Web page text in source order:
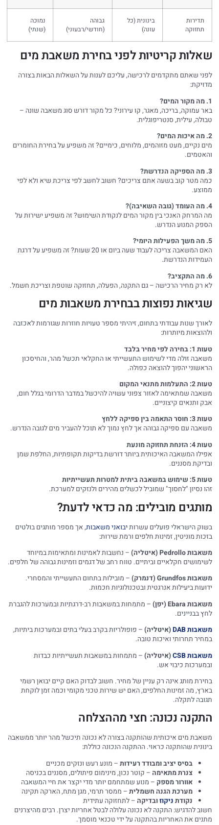
תדירות
תחזוקה
בינונית (כל
עונה)
גבוהה
(חודשי/רבעוני)
נמוכה
(שנתי)
שאלות קריטיות לפני בחירת משאבת מים
לפני שאתם מתקדמים לרכישה, עליכם לענות על השאלות הבאות בצורה
מדויקת:
1. מה מקור המים?
באר עמוקה, בריכה, מאגר, קו עירוני? כל מקור דורש סוג משאבה שונה –
טבולה, עילית, סנטריפוגלית.
2. מה איכות המים?
מים נקיים, מעט מזוהמים, מלוחים, כימיים? זה משפיע על בחירת החומרים
והאטמים.
3. מה הספיקה הנדרשת?
כמה מטר קוב בשעה אתם צריכים? חשוב לחשב לפי צריכת שיא ולא לפי
ממוצע.
4. מה העומד (גובה השאיבה)?
מה המרחק האנכי בין מקור המים לנקודת השימוש? זה משפיע ישירות על
הספק המנוע הנדרש.
5. מה משך הפעילות היומי?
האם המשאבה צריכה לעבוד שעה ביום או 20 שעות? זה משפיע על דרגת
העמידות הנדרשת.
6. מה התקציב?
לא רק מחיר הרכישה – גם התקנה, הפעלה, תחזוקה שוטפת וצריכת חשמל.
שגיאות נפוצות בבחירת משאבות מים
לאורך שנות עבודתי בתחום, זיהיתי מספר טעויות חוזרות שגורמות לאכזבה
ולהוצאות מיותרות:
טעות 1: בחירה לפי מחיר בלבד
משאבה זולה מדי לשימוש התעשייתי או החקלאי תכשל מהר, והחיסכון
הראשוני יהפוך להוצאה כפולה.
טעות 2: התעלמות מתנאי המקום
משאבה שמתאימה לאזור צפוני עשויה להיכשל במדבר הדרומי בגלל חום,
אבק ותנאים קיצוניים.
טעות 3: חוסר התאמה בין ספיקה ללחץ
משאבה עם ספיקה גבוהה אך לחץ נמוך לא תוכל להעביר מים לגובה הנדרש.
טעות 4: הזנחת תחזוקה מונעת
אפילו המשאבה האיכותית ביותר דורשת בדיקות תקופתיות, החלפת שמן
ובדיקת מסננים.
טעות 5: שימוש במשאבה ביתית למטרות תעשייתיות
זהו נסיון "לחסוך" שמוביל לכשלים מהירים ולנזקים למערכת.
מותגים מובילים: מה כדאי לדעת?
בשוק הישראלי פועלים עשרותיבואני משאבות, אך מספר מותגים בולטים
בזכות מוניטין, זמינות חלפים ורמת שירות:
משאבות Pedrollo (איטליה)
– נחשבות לאמינות ומתאימות במיוחד
לשימושים חקלאיים וביתיים. טווח רחב של דגמים וזמינות גבוהה של חלפים.
משאבות Grundfos (דנמרק)
– מובילות בתחום התעשייתי והמסחרי.
ידועות ביעילות אנרגטית ובטכנולוגיות חכמות.
משאבות Ebara (יפן)
– מתמחות במשאבות רב-דרגתיות ובמערכות להגברת
לחץ בבניינים.
משאבות DAB
(איטליה) – פופולריות בקרב בעלי בתים ובמערכות ביתיות,
במחיר תחרותי ואיכות טובה.
משאבות CSB
(איטליה) – מתמחות במשאבות תעשייתיות כבדות
ובמערכות כיבוי אש.
בחירת מותג אינה רק עניין של מחיר. חשוב לבדוק האם קיים יבואן רשמי
בארץ, מה זמינות החלפים, האם יש שירות טכני מקומי וכמה זמן לוקחת
תגובה לתקלה.
התקנה נכונה: חצי מההצלחה
משאבת מים איכותית שהותקנה בצורה לא נכונה תיכשל מהר יותר ממשאבה
בינונית שהותקנה כראוי. ההתקנה הנכונה כוללת:
בסיס יציב ומבודד רעידות– מונע רעש ונזקים מכניים
צנרת מתאימה – קוטר נכון, מינימום פיתולים, מסננים בכניסה
אוורור מספק – מנוע שמתחמם יותר מדי יקצר את חיי המשאבה
מערכת הגנה חשמלית– ממסר תרמי, מגן מתח, הארקה תקינה
נקודתניקוזובדיקה – לתחזוקה עתידית
חשוב להדגיש: התקנה לא נכונה עלולה לבטל אחריות יצרן. רבים מהיצרנים
מתנים את האחריות בהתקנה על ידי טכנאי מוסמך.